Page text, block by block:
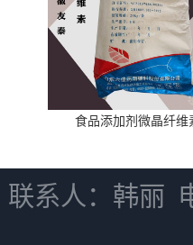
食品添加剂微晶纤维
联系人：韩丽